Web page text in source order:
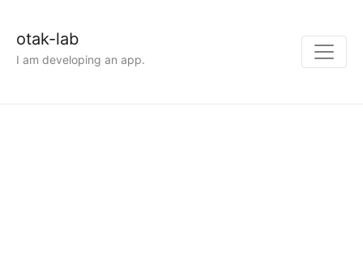
otak-lab
I am developing an app.